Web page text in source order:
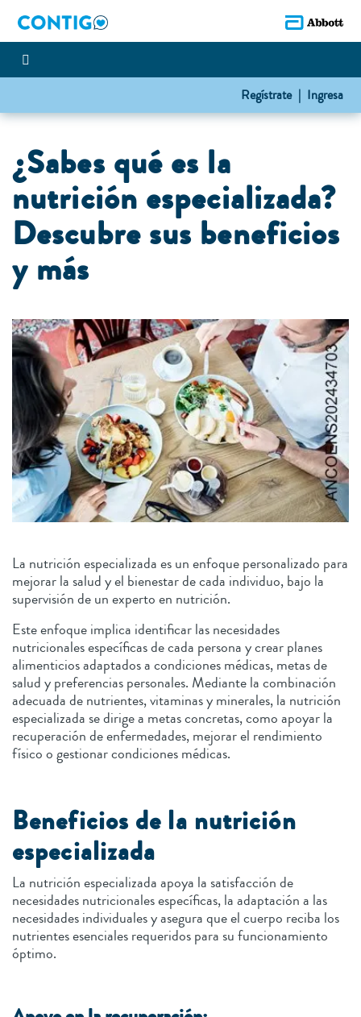
Regístrate | Ingresa
¿Sabes qué es la
nutrición especializada?
Descubre sus beneficios
y más
La nutrición especializada es un enfoque personalizado para
mejorar la salud y el bienestar de cada individuo, bajo la
supervisión de un experto en nutrición.
Este enfoque implica identificar las necesidades
nutricionales específicas de cada persona y crear planes
alimenticios adaptados a condiciones médicas, metas de
salud y preferencias personales. Mediante la combinación
adecuada de nutrientes, vitaminas y minerales, la nutrición
especializada se dirige a metas concretas, como apoyar la
recuperación de enfermedades, mejorar el rendimiento
físico o gestionar condiciones médicas.
Beneficios de la nutrición
especializada
La nutrición especializada apoya la satisfacción de
necesidades nutricionales específicas, la adaptación a las
necesidades individuales y asegura que el cuerpo reciba los
nutrientes esenciales requeridos para su funcionamiento
óptimo.